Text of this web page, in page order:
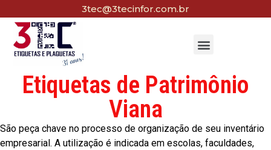
3tec@3tecinfor.com.br
Etiquetas de Patrimônio
Viana
São peça chave no processo de organização de seu inventário
empresarial. A utilização é indicada em escolas, faculdades,